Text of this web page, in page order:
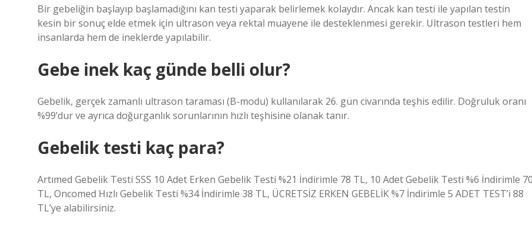
Bir gebeliğin başlayıp başlamadığını kan testi yaparak belirlemek kolaydır. Ancak kan testi ile yapılan testin
kesin bir sonuç elde etmek için ultrason veya rektal muayene ile desteklenmesi gerekir. Ultrason testleri hem
insanlarda hem de ineklerde yapılabilir.
Gebe inek kaç günde belli olur?
Gebelik, gerçek zamanlı ultrason taraması (B-modu) kullanılarak 26. gün civarında teşhis edilir. Doğruluk oranı
%99’dur ve ayrıca doğurganlık sorunlarının hızlı teşhisine olanak tanır.
Gebelik testi kaç para?
Artımed Gebelik Testi SSS 10 Adet Erken Gebelik Testi %21 İndirimle 78 TL, 10 Adet Gebelik Testi %6 İndirimle
TL, Oncomed Hızlı Gebelik Testi %34 İndirimle 38 TL, ÜCRETSİZ ERKEN GEBELİK %7 İndirimle 5 ADET TEST’i 88
TL’ye alabilirsiniz.